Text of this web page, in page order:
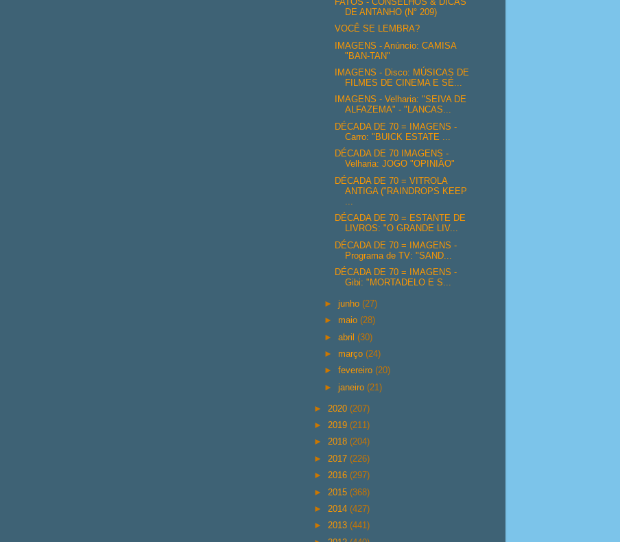
DE ANTANHO (N° 209)
VOCÊ SE LEMBRA?
IMAGENS - Anúncio: CAMISA
"BAN-TAN"
IMAGENS - Disco: MÚSICAS DE
FILMES DE CINEMA E SÉ...
IMAGENS - Velharia: "SEIVA DE
ALFAZEMA" - "LANCAS...
DÉCADA DE 70 = IMAGENS -
Carro: "BUICK ESTATE ...
DÉCADA DE 70 IMAGENS -
Velharia: JOGO "OPINIÃO"
DÉCADA DE 70 = VITROLA
ANTIGA ("RAINDROPS KEEP
DÉCADA DE 70 = ESTANTE DE
LIVROS: "O GRANDE LIV...
DÉCADA DE 70 = IMAGENS -
Programa de TV: "SAND...
DÉCADA DE 70 = IMAGENS -
Gibi: "MORTADELO E S...
►junho(27)
► maio(28)
►abril(30)
► março(24)
►fevereiro(20)
►janeiro(21)
► 2020 (207)
► 2019 (211)
► 2018 (204)
► 2017 (226)
► 2016 (297)
► 2015 (368)
► 2014 (427)
► 2013 (441)